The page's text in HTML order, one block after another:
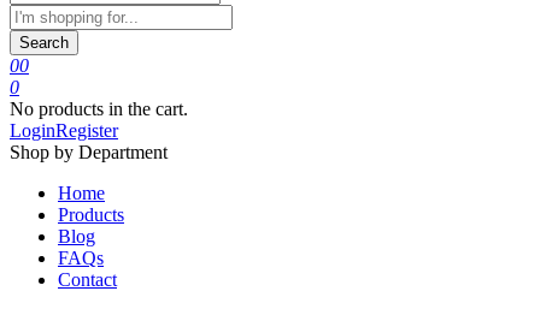
Search
00
0
No products in the cart.
LoginRegister
Shop by Department
Home
Products
Blog
FAQs
Contact